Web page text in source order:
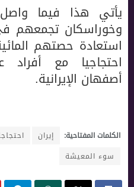
يأتي هذا فيما
وخوراسكان تجمعهم
استعادة حصتهم
احتجاجيا مع
أصفهان الإيرانية.
الكلمات المفتاحية: إيران
سوء المعيشة